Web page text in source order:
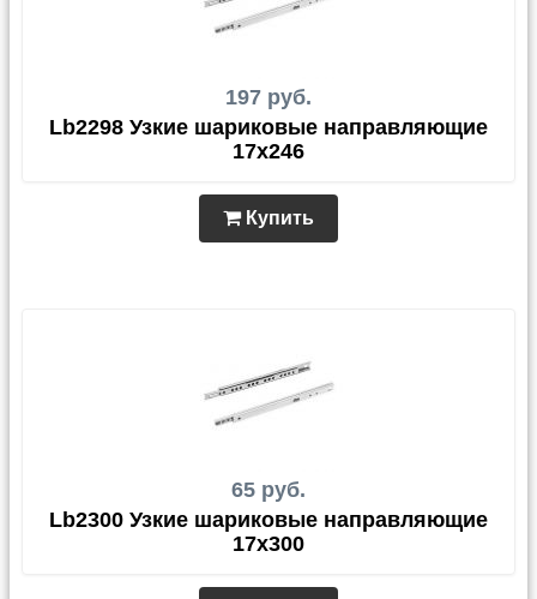
197 руб.
Lb2298 Узкие шариковые направляющие
17x246
Купить
65 руб.
Lb2300 Узкие шариковые направляющие
17x300